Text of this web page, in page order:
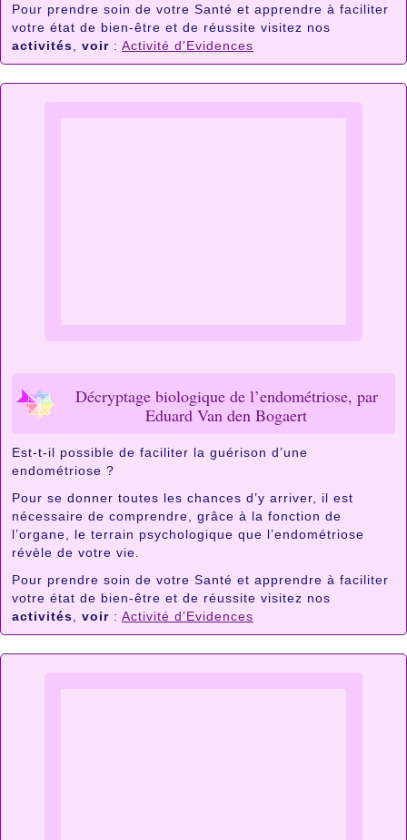
Pour prendre soin de votre Santé et apprendre à faciliter
votre état de bien-être et de réussite visitez nos
activités
voir : Activité d’Evidences
Décryptage biologique de l’endométriose, par
Eduard Van den Bogaert
Est-t-il possible de faciliter la guérison d’une
endométriose ?
Pour se donner toutes les chances d’y arriver, il est
nécessaire de comprendre, grâce à la fonction de
l’organe, le terrain psychologique que l’endométriose
révèle de votre vie.
Pour prendre soin de votre Santé et apprendre à faciliter
votre état de bien-être et de réussite visitez nos
activités
voir : Activité d’Evidences